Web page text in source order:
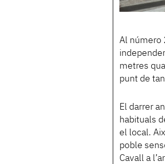
Al número
metres
punt de
El darrer
habituals
el local.
poble
Cavall a